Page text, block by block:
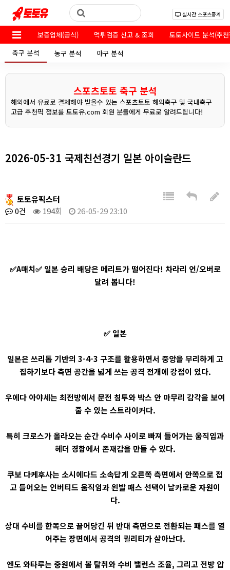
실시간 스포츠중계
보증업체(공식) 먹튀검증 신고 & 조회
토토사이트 분석(추
축구 분석
농구 분석 야구 분석
스포츠토토 축구 분석
해외에서 유료로 결제해야 받을수 있는 스포츠토토 해외축구 및 국내축구
고급 추천픽 정보를 토토유.com 회원 분들에게 무료로 알려드립니다!
2026-05-31 국제친선경기 일본 아이슬란드
토토유픽스터
0건
194회 26-05-29 23:10
✅A매치✅ 일본 승리 배당은 메리트가 떨어진다! 차라리 언/오버로
달려 봅니다!
✅ 일본
일본은 쓰리톱 기반의 3-4-3 구조를 활용하면서 중앙을 무리하게 고
집하기보다 측면 공간을 넓게 쓰는 공격 전개에 강점이 있다.
우에다 아야세는 최전방에서 문전 침투와 박스 안 마무리 감각을 보여
줄 수 있는 스트라이커다.
특히 크로스가 올라오는 순간 수비수 사이로 빠져 들어가는 움직임과
헤더 경합에서 존재감을 만들 수 있다.
쿠보 다케후사는 소시에다드 소속답게 오른쪽 측면에서 안쪽으로 접
고 들어오는 인버티드 움직임과 왼발 패스 선택이 날카로운 자원이
다.
상대 수비를 한쪽으로 끌어당긴 뒤 반대 측면으로 전환되는 패스를 열
어주는 장면에서 공격의 퀄리티가 살아난다.
엔도 와타루는 중원에서 볼 탈취와 수비 밸런스 조율, 그리고 전방 압